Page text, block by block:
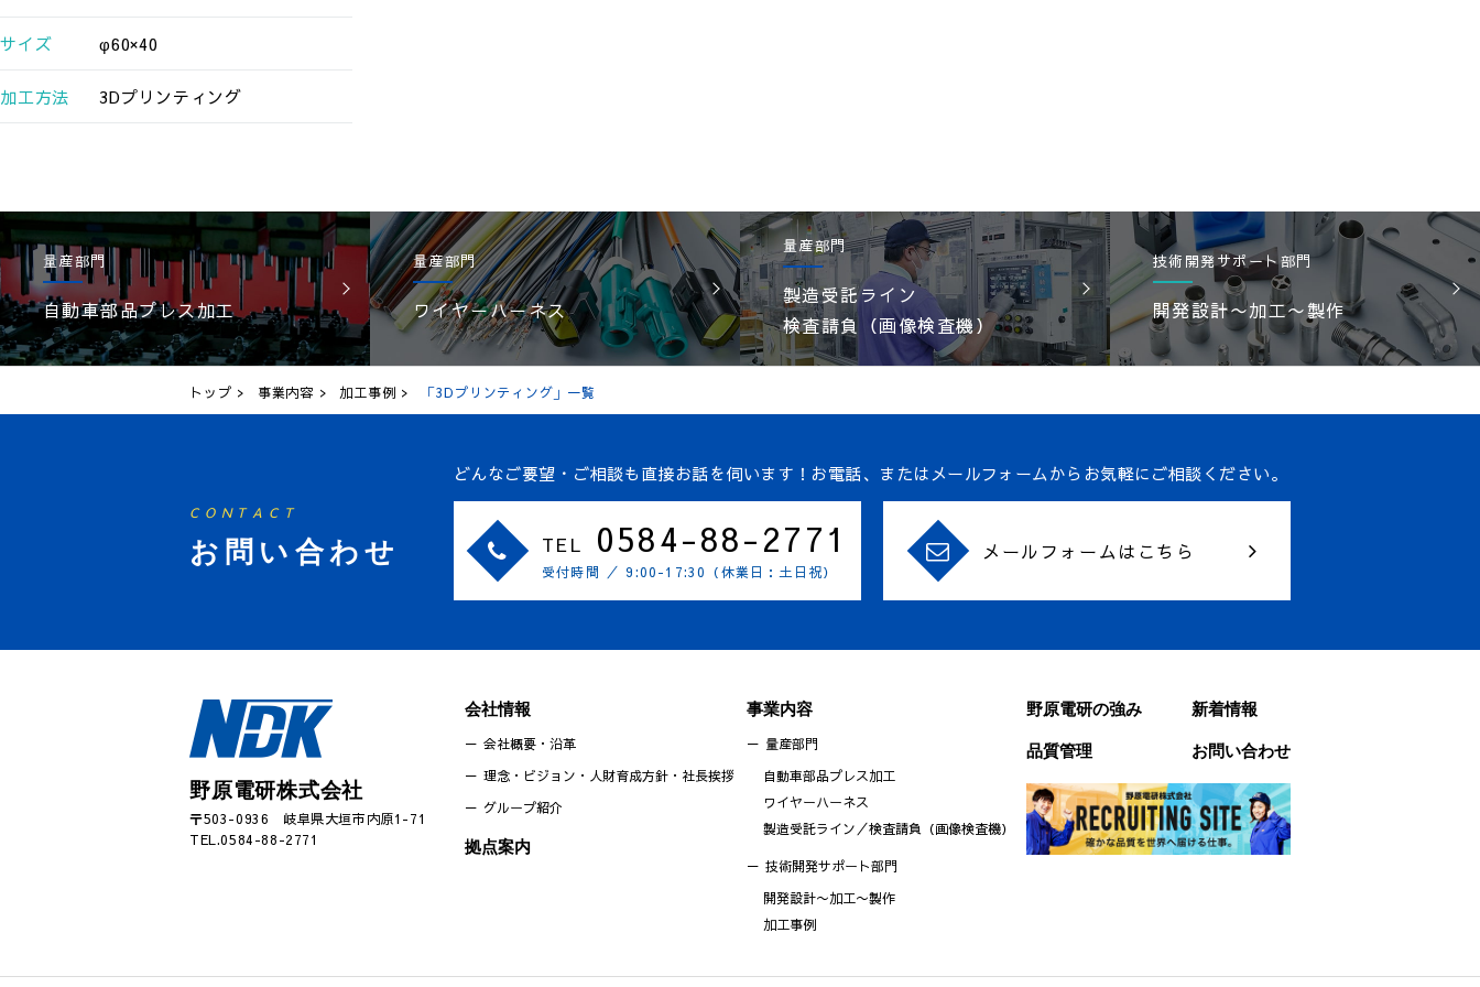
サイズ φ60×40
加工方法 3Dプリンティング
量産部門
自動車部品プレス加工
量産部門
ワイヤーハーネス
量産部門
製造受託ライン
検査請負（画像検査機）
技術開発サポート部門
開発設計〜加工〜製作
トップ 事業内容 加工事例 「3Dプリンティング」一覧
CONTACT
お問い合わせ
どんなご要望・ご相談も直接お話を伺います！ お電話、またはメールフォームからお気軽にご相談ください。
TEL 0584-88-2771
受付時間 ／ 9:00-17:30（休業日：土日祝）
メールフォームはこちら
野原電研株式会社
〒503-0936 岐阜県大垣市内原1-71
TEL.0584-88-2771
会社情報
会社概要・沿革
理念・ビジョン・人財育成方針・社長挨拶
グループ紹介
拠点案内
事業内容
量産部門
自動車部品プレス加工
ワイヤーハーネス
製造受託ライン／検査請負（画像検査機）
技術開発サポート部門
開発設計〜加工〜製作
加工事例
野原電研の強み
品質管理
新着情報
お問い合わせ